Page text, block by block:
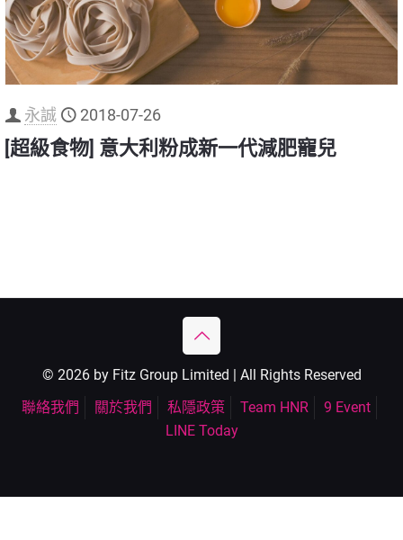
永誠 2018-07-26
[超級食物] 意大利粉成新一代減肥寵兒
© 2026 by Fitz Group Limited | All Rights Reserved
聯絡我們
關於我們 私隱政策 Team HNR
9 Event
LINE Today